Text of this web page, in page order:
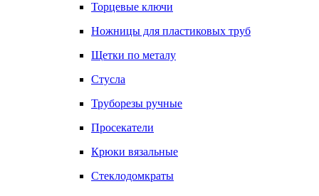
Торцевые ключи
Ножницы для пластиковых труб
Щетки по металу
Стусла
Труборезы ручные
Просекатели
Крюки вязальные
Стеклодомкраты